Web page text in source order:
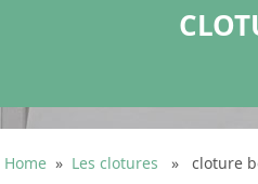
Home » Les clotures » cloture